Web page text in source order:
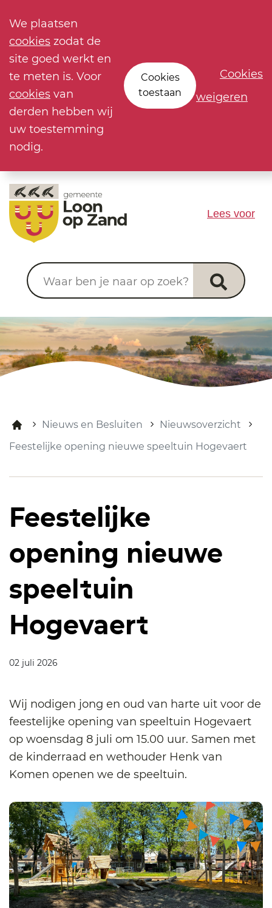
We plaatsen
cookies zodat de
site goed werkt en
te meten is. Voor
cookies van
derden hebben wij
uw toestemming
nodig.
Cookies
toestaan
Cookies
weigeren
Waar ben je naar op zoek?
Lees voor
Nieuws en Besluiten
Nieuwsoverzicht
Feestelijke opening nieuwe speeltuin Hogevaert
Feestelijke
opening nieuwe
speeltuin
Hogevaert
02 juli 2026
Wij nodigen jong en oud van harte uit voor de
feestelijke opening van speeltuin Hogevaert
op woensdag 8 juli om 15.00 uur. Samen met
de kinderraad en wethouder Henk van
Komen openen we de speeltuin.